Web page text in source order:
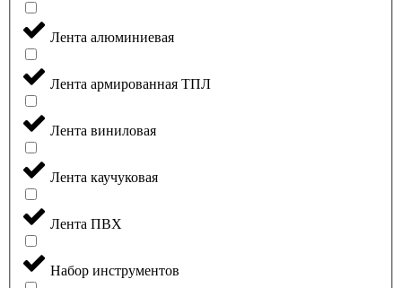
Лента алюминиевая
Лента армированная ТПЛ
Лента виниловая
Лента каучуковая
Лента ПВХ
Набор инструментов